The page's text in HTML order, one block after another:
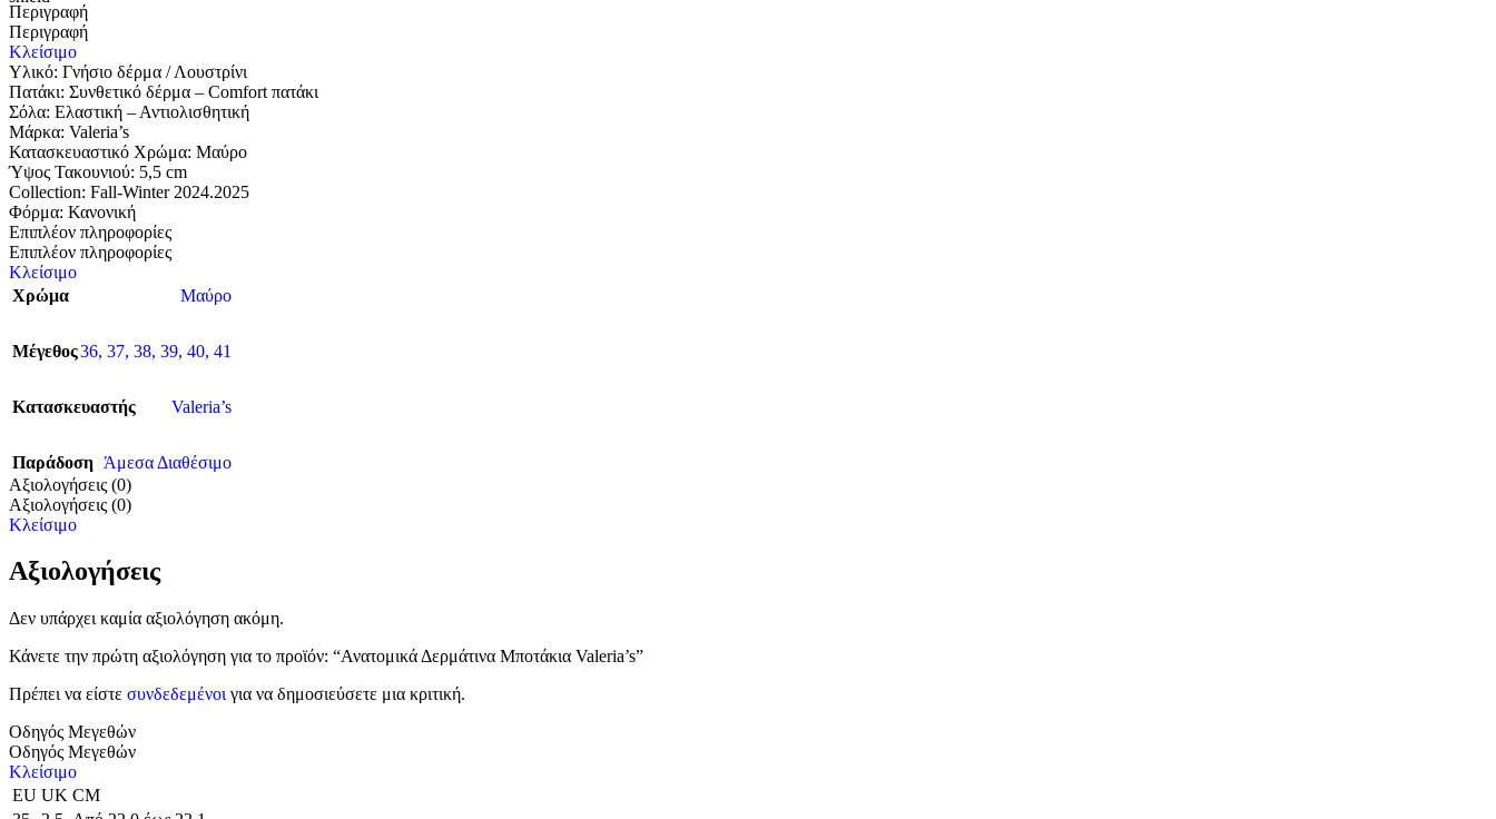
Περιγραφή
Περιγραφή
Κλείσιμο
Υλικό: Γνήσιο δέρμα / Λουστρίνι
Πατάκι: Συνθετικό δέρμα – Comfort πατάκι
Σόλα: Eλαστική – Αντιολισθητική
Μάρκα: Valeria’s
Κατασκευαστικό Χρώμα: Μαύρο
Ύψος Τακουνιού: 5,5 cm
Collection: Fall-Winter 2024.2025
Φόρμα: Κανονική
Επιπλέον πληροφορίες
Επιπλέον πληροφορίες
Κλείσιμο
Χρώμα
Μαύρο
Μέγεθος36, 37, 38, 39, 40, 41
Κατασκευαστής Valeria’s
Παράδοση Άμεσα Διαθέσιμο
Αξιολογήσεις (0)
Αξιολογήσεις (0)
Κλείσιμο
Αξιολογήσεις
Δεν υπάρχει καμία αξιολόγηση ακόμη.
Κάνετε την πρώτη αξιολόγηση για το προϊόν: “Ανατομικά Δερμάτινα Μποτάκια Valeria’s”
Πρέπει να είστε συνδεδεμένοι για να δημοσιεύσετε μια κριτική.
Οδηγός Μεγεθών
Οδηγός Μεγεθών
Κλείσιμο
EU UK CM